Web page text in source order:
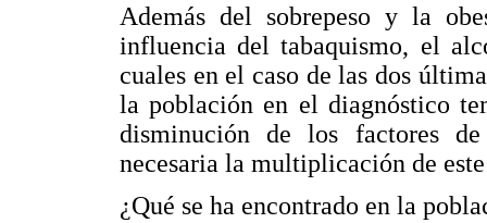
Además del sobrepeso y la
influencia del tabaquismo, el
cuales en el caso de las dos
la población en el diagnóstico
disminución de los factores
necesaria la multiplicación de
¿Qué se ha encontrado en la